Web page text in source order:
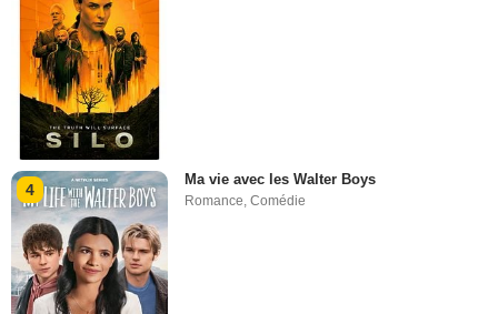
4
Ma vie avec les Walter Boys
Romance ,Comédie